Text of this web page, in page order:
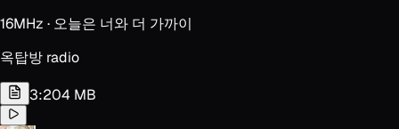
16MHz · 오늘은 너와 더 가까이
옥탑방 radio
3:204 MB